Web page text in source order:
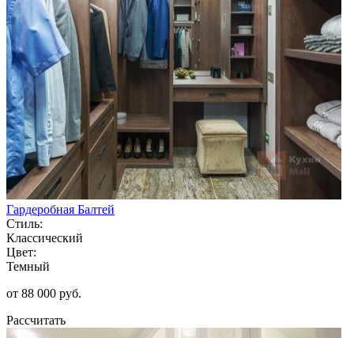
Гардеробная Балтей
Стиль:
Классический
Цвет:
Темный
от 88 000 руб.
Рассчитать